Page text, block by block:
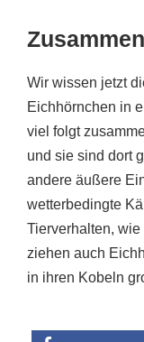
Wir wissen jetzt
Eichhörnchen in
viel folgt
und sie sind dort
andere äußere
wetterbedingte
Tierverhalten, wie
ziehen auch
in ihren Kobeln